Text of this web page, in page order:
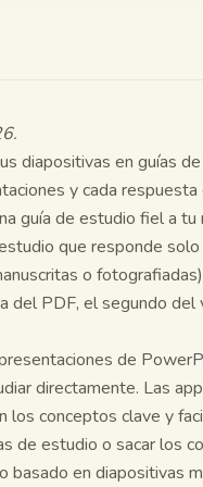
diapositivas en guías
y cada
guía de estudio fiel a tu
que responde
o
del PDF, el segundo
de
directamente. Las
los conceptos clave y
de estudio o sacar los
basado en diapositivas